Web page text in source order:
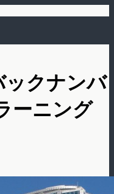
ックナンバ
ーニング